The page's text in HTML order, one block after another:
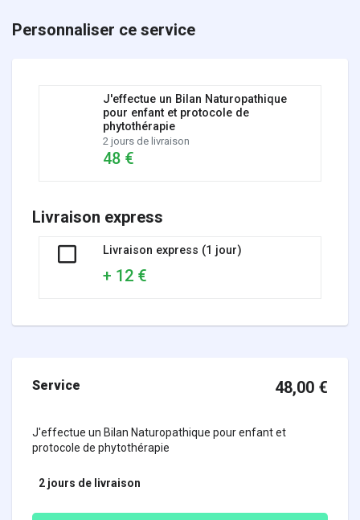
Personnaliser ce service
J'effectue un Bilan Naturopathique
pour enfant et protocole de
phytothérapie
2 jours de livraison
48 €
Livraison express
Livraison express (1 jour)
+ 12 €
Service 48,00 €
J'effectue un Bilan Naturopathique pour enfant et
protocole de phytothérapie
2 jours de livraison